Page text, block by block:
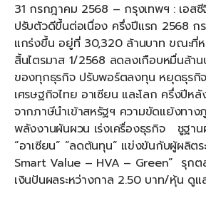
31 กรกฎาคม 2568 – กรุงเทพฯ : เอสซี
ปรับตัวดีขึ้นต่อเนื่อง ครึ่งปีแรก 2568 กร
แกร่งขึ้น อยู่ที่ 30,320 ล้านบาท ขณะที่
สิ้นไตรมาส 1/2568 ลดลงเกือบหมื่นล้า
ของทุกธุรกิจ ปรับพอร์ตลงทุน หยุดธุรกิจ
เศรษฐกิจไทย อาเซียน และโลก ครึ่งปีห
จากภาษีนำเข้าสหรัฐฯ ความขัดแย้งทาง
พลังงานผันผวน เร่งเครื่องธุรกิจ ชูฐา
“อาเซียน” “ลดต้นทุน” แข่งขันกับผู้ผลิต
Smart Value – HVA – Green” รุกตล
เงินปันผลระหว่างกาล 2.50 บาท/หุ้น ดู